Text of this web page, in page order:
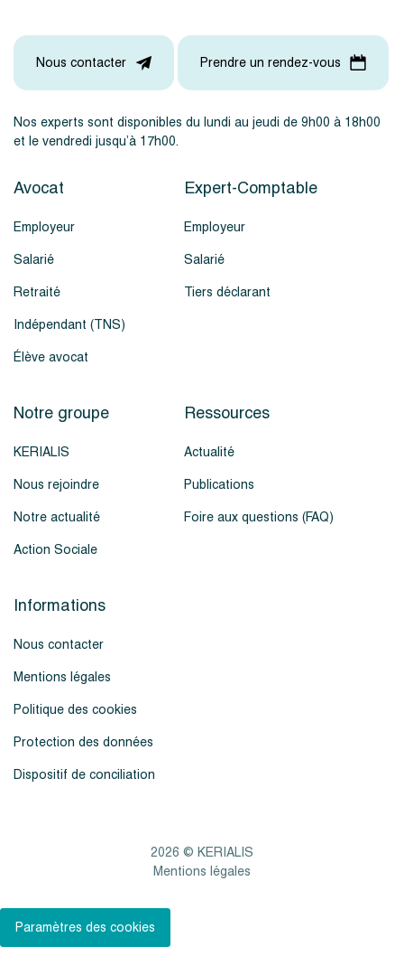
Nos experts sont disponibles du lundi au jeudi de 9h00 à 18h00
et le vendredi jusqu’à 17h00.
Nous contacter Prendre un rendez-vous
Avocat
Employeur
Salarié
Retraité
Indépendant (TNS)
Élève avocat
Expert-Comptable
Employeur
Salarié
Tiers déclarant
Notre groupe
KERIALIS
Nous rejoindre
Notre actualité
Action Sociale
Ressources
Actualité
Publications
Foire aux questions (FAQ)
Informations
Nous contacter
Mentions légales
Politique des cookies
Protection des données
Dispositif de conciliation
2026 © KERIALIS
Mentions légales
Paramètres des cookies